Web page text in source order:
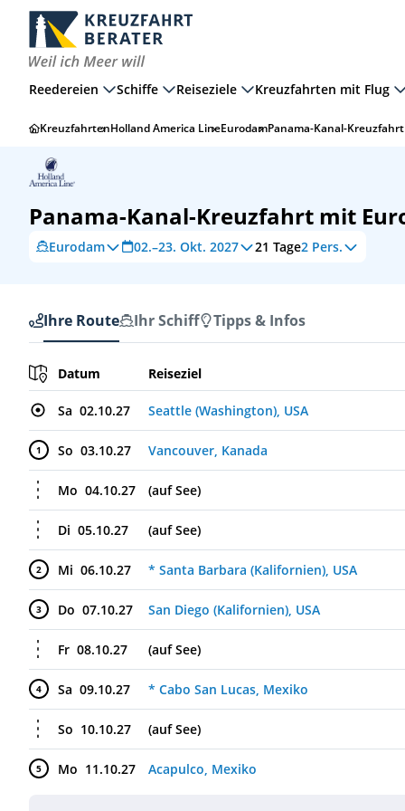
Reedereien Schiffe Reiseziele Kreuzfahrten mit Flug
KreuzfahrtenHolland America LineEurodamPanama-Kanal-
Panama-Kanal-Kreuzfahrt mit
Eurodam 02.–23. Okt. 2027 21 Tage2 Pers.
Ihre Route Ihr Schiff Tipps & Infos
Ihre Route
Datum Reiseziel
Sa 02.10.27 Seattle (Washington), USA
1 So 03.10.27 Vancouver, Kanada
Mo 04.10.27 (auf See)
Di 05.10.27 (auf See)
2 Mi 06.10.27 * Santa Barbara (Kalifornien), USA
3 Do 07.10.27 San Diego (Kalifornien), USA
Fr 08.10.27 (auf See)
4 Sa 09.10.27 * Cabo San Lucas, Mexiko
So 10.10.27 (auf See)
5 Mo 11.10.27 Acapulco, Mexiko